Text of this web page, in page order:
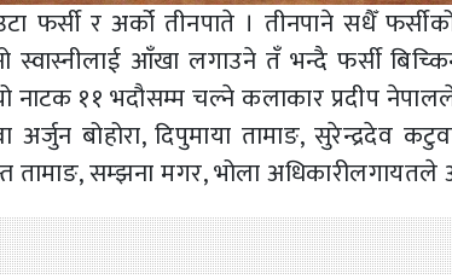
फर्सी र अर्को तीनपाते । तीनपाने सधैँ
आँखा लगाउने तँ भन्दै फर्सी
नाटक ११ भदौसम्म चल्ने कलाकार प्रदीप
बोहोरा, दिपुमाया तामाङ, सुरेन्द्रदेव
तामाङ, सम्झना मगर, भोला